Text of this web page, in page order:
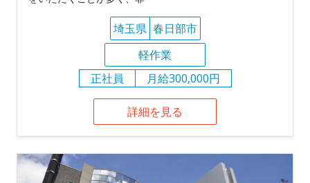
埼玉県 春日部市
軽作業
正社員
月給300,000円
詳細を見る